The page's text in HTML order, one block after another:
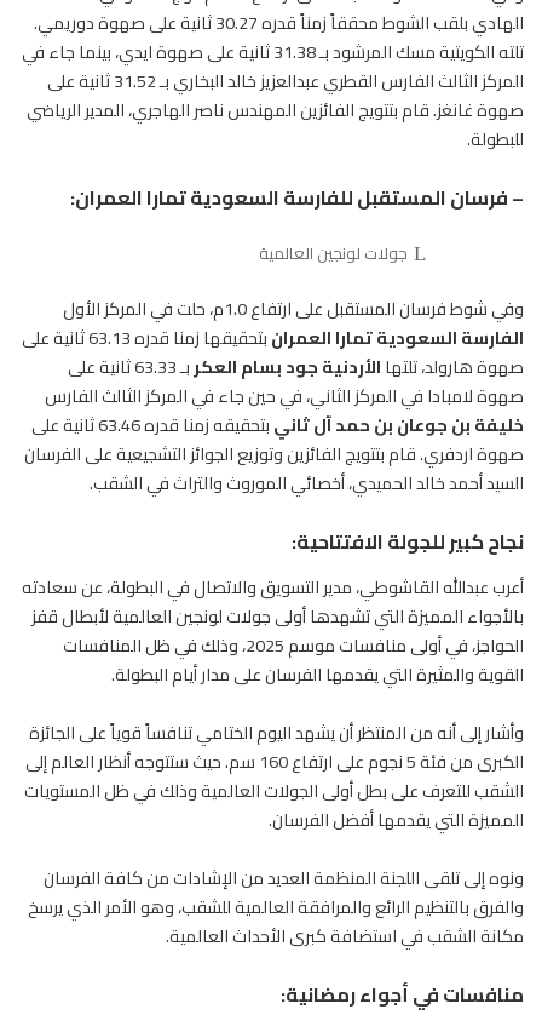
الهادي بلقب الشوط محققاً زمناً قدره 30.27 ثانية على صهوة دوريمي.
تلته الكويتية مسك المرشود بـ 31.38 ثانية على صهوة ايدي، بينما جاء في
المركز الثالثالفارس
القطري عبدالعزيز خالد البخاري بـ 31.52 ثانية على
صهوة غانغز. قام بتتويج الفائزين المهندس ناصر الهاجري، المدير الرياضي
للبطولة.
– فرسان المستقبل للفارسة السعودية تمارا العمران:
جولات لونجين العالمية
وفي شوط فرسان المستقبل على ارتفاع 1.0م، حلت في المركز الأول
الفارسة السعودية تمارا العمران
بتحقيقها زمنا قدره 63.13 ثانية على
صهوة هارولد، تلتهاالأردنية جود بسام العكر
بـ 63.33 ثانية على
صهوة لامبادا في المركز الثاني، في حين جاء في المركز الثالث الفارس
خليفة بن جوعان بن حمد آل ثاني
بتحقيقه زمنا قدره 63.46 ثانية على
صهوة اردفري. قام بتتويج الفائزين وتوزيع الجوائز التشجيعية علىالفرسان
السيد أحمد خالد الحميدي، أخصائي الموروث والتراث في الشقب.
نجاح كبير للجولة الافتتاحية:
أعرب عبدالله القاشوطي، مدير التسويق والاتصال في البطولة، عن سعادته
بالأجواء المميزة التي تشهدها أولى جولات لونجين العالمية لأبطال قفز
الحواجز، في أولى منافسات موسم 2025، وذلك في ظل المنافسات
القوية والمثيرة التي يقدمها الفرسان على مدار أيام البطولة.
وأشار إلى أنه من المنتظر أن يشهد اليوم الختامي تنافساً قوياً على الجائزة
الكبرى من فئة 5 نجوم على ارتفاع 160 سم. حيث ستتوجه أنظار العالم إلى
الشقب للتعرف على بطل أولى الجولات العالمية وذلك في ظل المستويات
المميزة التي يقدمها أفضل الفرسان.
ونوه إلى تلقى اللجنة المنظمة العديد من الإشادات من كافة الفرسان
والفرق بالتنظيم الرائع والمرافقة العالمية للشقب، وهو الأمر الذي يرسخ
مكانة الشقب في استضافة كبرى الأحداث العالمية.
منافسات في أجواء رمضانية: